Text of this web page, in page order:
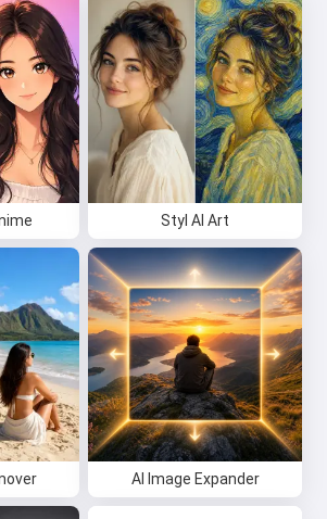
Styl AI Art
AI Image Expander